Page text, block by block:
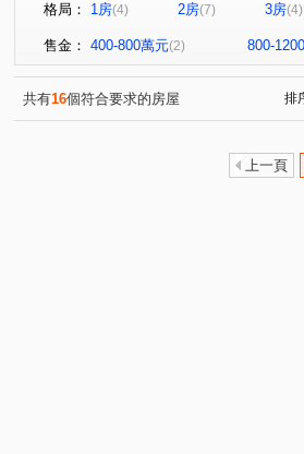
潤泰京采 中央路三段 (1)
莊園街(1) 合江街 和平東
八德路三段(1) 民生東路一段(1)
重慶北路二段(1)
格局： 1房(4) 2房(7) 3房(4)
售金： 400-800萬元(2) 800-
共有16個符合要求的房屋 排
上一頁